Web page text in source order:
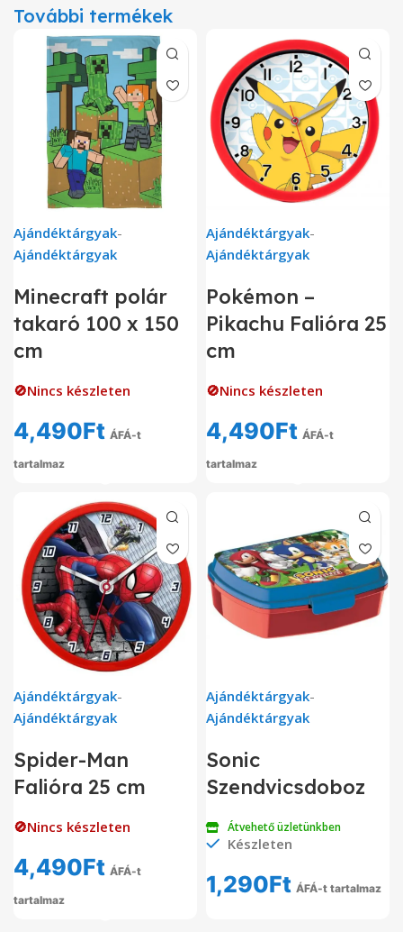
További termékek
Ajándéktárgyak-
Ajándéktárgyak
Minecraft polár
takaró 100 x 150
cm
🚫Nincs készleten
4,490Ft ÁFÁ-t
tartalmaz
Ajándéktárgyak-
Ajándéktárgyak
Pokémon –
Pikachu Falióra 25
cm
🚫Nincs készleten
4,490Ft ÁFÁ-t
tartalmaz
Ajándéktárgyak-
Ajándéktárgyak
Spider-Man
Falióra 25 cm
🚫Nincs készleten
4,490Ft ÁFÁ-t
tartalmaz
Ajándéktárgyak-
Ajándéktárgyak
Sonic
Szendvicsdoboz
Átvehető üzletünkben
Készleten
1,290Ft ÁFÁ-t tartalmaz